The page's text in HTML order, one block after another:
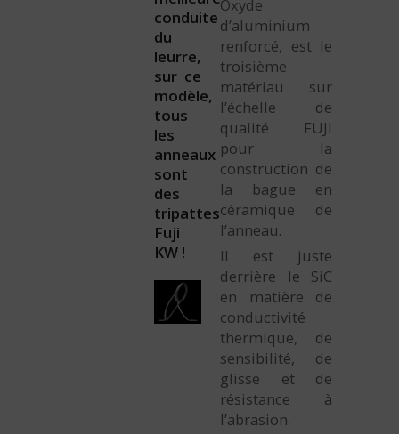
conduite
du
leurre,
sur ce
modèle,
tous
les
anneaux
sont
des
tripattes
Fuji
KW !
Oxyde
d’aluminium
renforcé, est le
troisième
matériau sur
l’échelle de
qualité FUJI
pour la
construction de
la bague en
céramique de
l’anneau.
Il est juste
derrière le SiC
en matière de
conductivité
thermique, de
sensibilité, de
glisse et de
résistance à
l’abrasion.